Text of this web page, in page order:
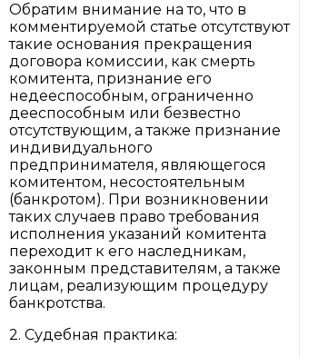
Обратим внимание на то, что в
комментируемой статье отсутствуют
такие основания прекращения
договора комиссии, как смерть
комитента, признание его
недееспособным, ограниченно
дееспособным или безвестно
отсутствующим, а также признание
индивидуального
предпринимателя, являющегося
комитентом, несостоятельным
(банкротом). При возникновении
таких случаев право требования
исполнения указаний комитента
переходит к его наследникам,
законным представителям, а также
лицам, реализующим процедуру
банкротства.
2. Судебная практика: